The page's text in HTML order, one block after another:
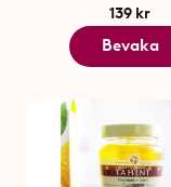
139 kr
Bevaka